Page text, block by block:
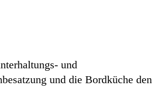
und
und die Bordküche den